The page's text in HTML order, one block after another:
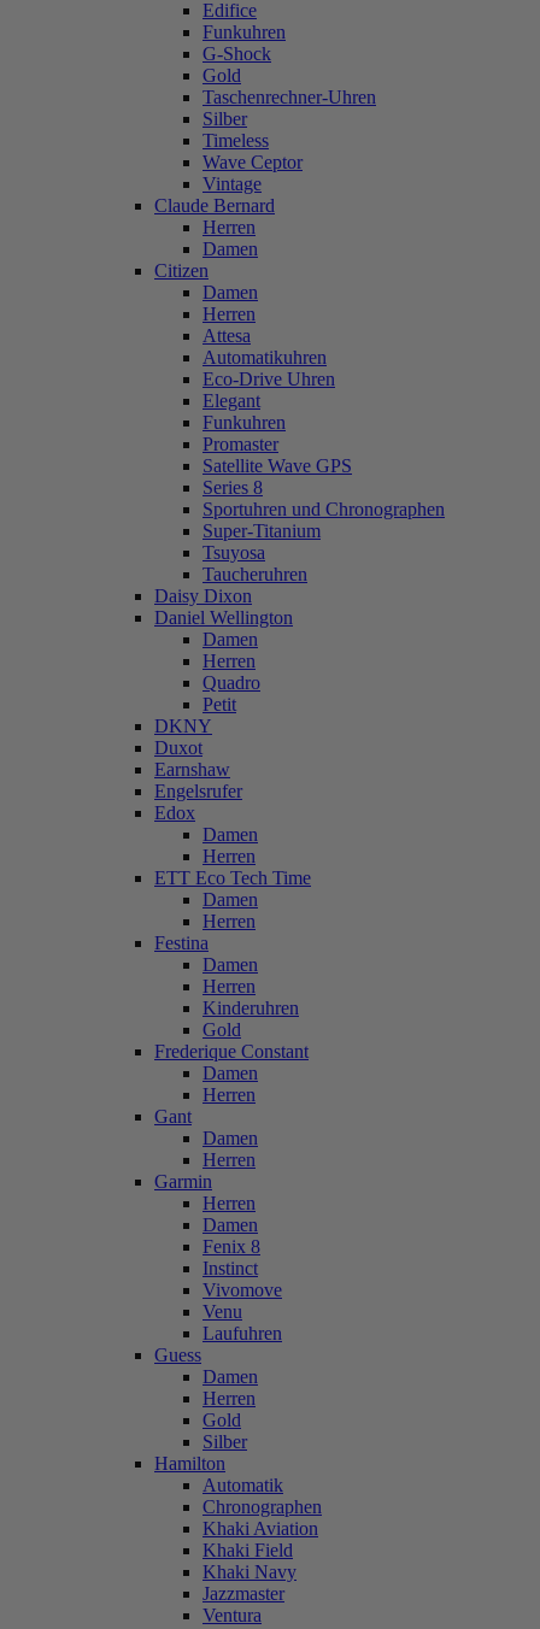
Edifice
Funkuhren
G-Shock
Gold
Taschenrechner-Uhren
Silber
Timeless
Wave Ceptor
Vintage
Claude Bernard
Herren
Damen
Citizen
Damen
Herren
Attesa
Automatikuhren
Eco-Drive Uhren
Elegant
Funkuhren
Promaster
Satellite Wave GPS
Series 8
Sportuhren und Chronographen
Super-Titanium
Tsuyosa
Taucheruhren
Daisy Dixon
Daniel Wellington
Damen
Herren
Quadro
Petit
DKNY
Duxot
Earnshaw
Engelsrufer
Edox
Damen
Herren
ETT Eco Tech Time
Damen
Herren
Festina
Damen
Herren
Kinderuhren
Gold
Frederique Constant
Damen
Herren
Gant
Damen
Herren
Garmin
Herren
Damen
Fenix 8
Instinct
Vivomove
Venu
Laufuhren
Guess
Damen
Herren
Gold
Silber
Hamilton
Automatik
Chronographen
Khaki Aviation
Khaki Field
Khaki Navy
Jazzmaster
Ventura